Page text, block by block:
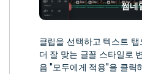
썸네
클립을 선택하고 텍스트
더 잘 맞는 글꼴 스타일로
음 "모두에게 적용"을 클릭